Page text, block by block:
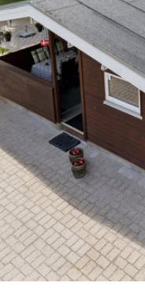
ligeledes flere gode,
disponible rum og
Man skal derud, og